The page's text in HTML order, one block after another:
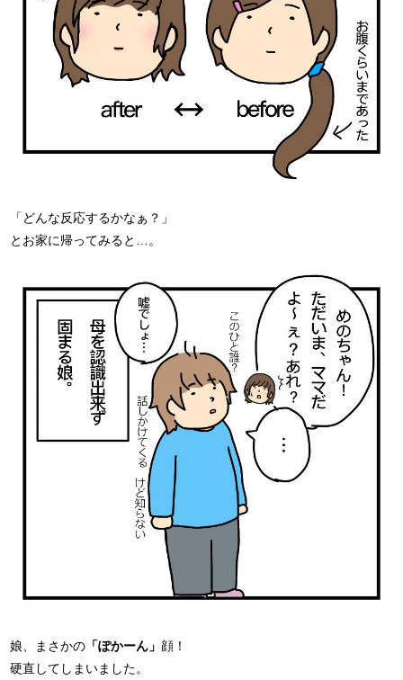
「どんな反応するかなぁ？」
とお家に帰ってみると…。
娘、まさかの 「ぽかーん」 顔！
硬直してしまいました。